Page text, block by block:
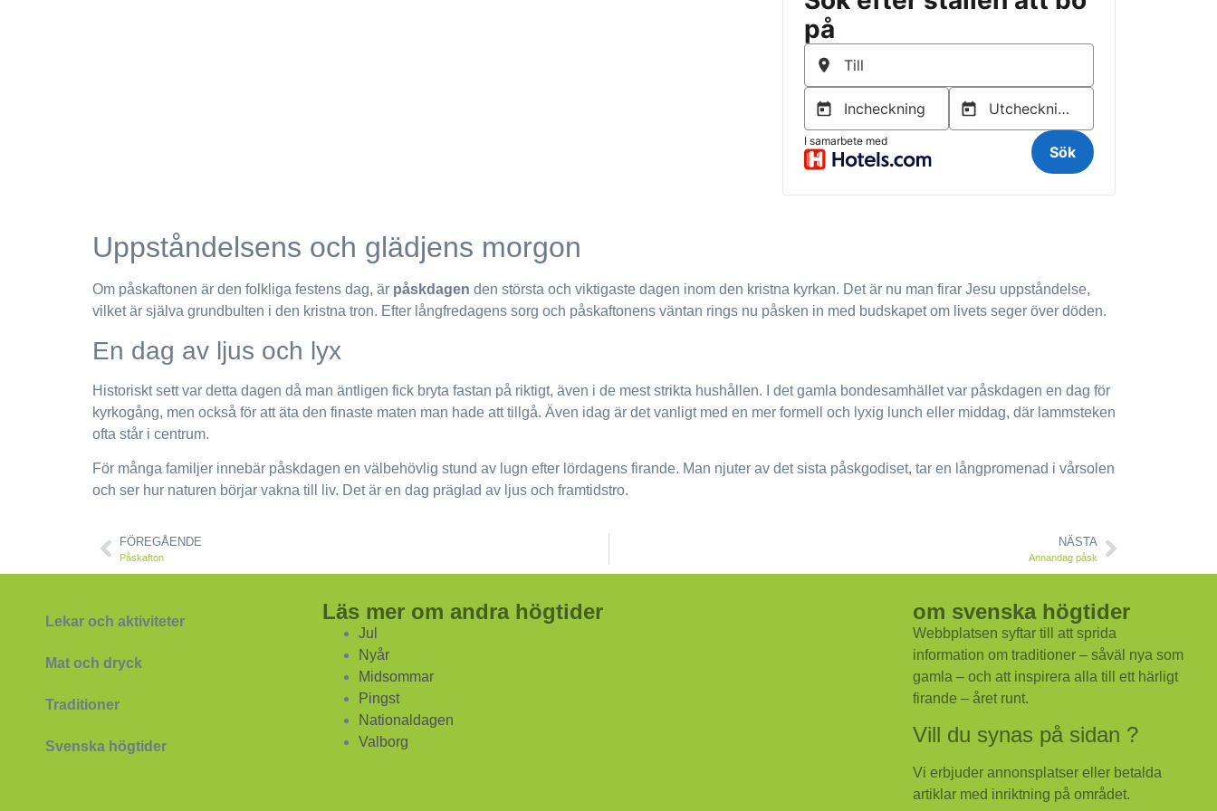
Uppståndelsens och glädjens morgon
Om påskaftonen är den folkliga festens dag, är påskdagen den största och viktigaste dagen inom den kristna kyrkan. Det är nu man firar Jesu uppståndelse,
vilket är själva grundbulten i den kristna tron. Efter långfredagens sorg och påskaftonens väntan rings nu påsken in med budskapet om livets seger över döden.
En dag av ljus och lyx
Historiskt sett var detta dagen då man äntligen fick bryta fastan på riktigt, även i de mest strikta hushållen. I det gamla bondesamhället var påskdagen en dag för
kyrkogång, men också för att äta den finaste maten man hade att tillgå. Även idag är det vanligt med en mer formell och lyxig lunch eller middag, där lammsteken
ofta står i centrum.
För många familjer innebär påskdagen en välbehövlig stund av lugn efter lördagens firande. Man njuter av det sista påskgodiset, tar en långpromenad i vårsolen
och ser hur naturen börjar vakna till liv. Det är en dag präglad av ljus och framtidstro.
FÖREGÅENDE
Påskafton
NÄSTA
Annandag påsk
Lekar och aktiviteter
Mat och dryck
Traditioner
Svenska högtider
Läs mer om andra högtider
Jul
Nyår
Midsommar
Pingst
Nationaldagen
Valborg
om svenska högtider
Webbplatsen syftar till att sprida
information om traditioner – såväl nya som
gamla – och att inspirera alla till ett härligt
firande – året runt.
Vill du synas på sidan ?
Vi erbjuder annonsplatser eller betalda
artiklar med inriktning på området.